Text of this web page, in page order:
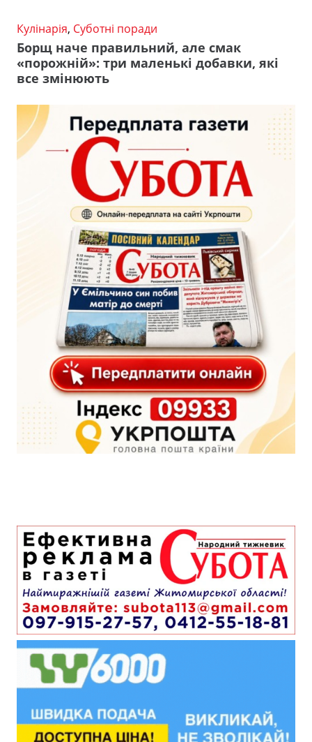
Кулінарія, Суботні поради
Борщ наче правильний, але смак
«порожній»: три маленькі добавки, які
все змінюють